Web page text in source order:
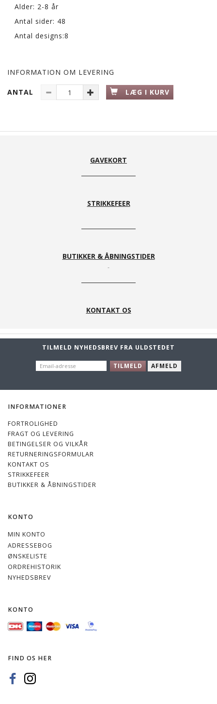
Alder: 2-8 år
Antal sider: 48
Antal designs:8
INFORMATION OM LEVERING
ANTAL LÆG I KURV
GAVEKORT
STRIKKEFEER
BUTIKKER & ÅBNINGSTIDER
KONTAKT OS
TILMELD NYHEDSBREV FRA ULDSTEDET
EMAIL-
ADRESSE
TILMELD AFMELD
INFORMATIONER
FORTROLIGHED
FRAGT OG LEVERING
BETINGELSER OG VILKÅR
RETURNERINGSFORMULAR
KONTAKT OS
STRIKKEFEER
BUTIKKER & ÅBNINGSTIDER
KONTO
MIN KONTO
ADRESSEBOG
ØNSKELISTE
ORDREHISTORIK
NYHEDSBREV
KONTO
FIND OS HER